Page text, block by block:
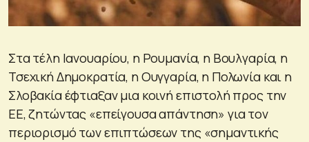
Στα τέλη Ιανουαρίου, η Ρουμανία, η Βουλγαρία, η
Τσεχική Δημοκρατία, η Ουγγαρία, η Πολωνία και η
Σλοβακία έφτιαξαν μια κοινή επιστολή προς την
ΕΕ, ζητώντας «επείγουσα απάντηση» για τον
περιορισμό των επιπτώσεων της «σημαντικής